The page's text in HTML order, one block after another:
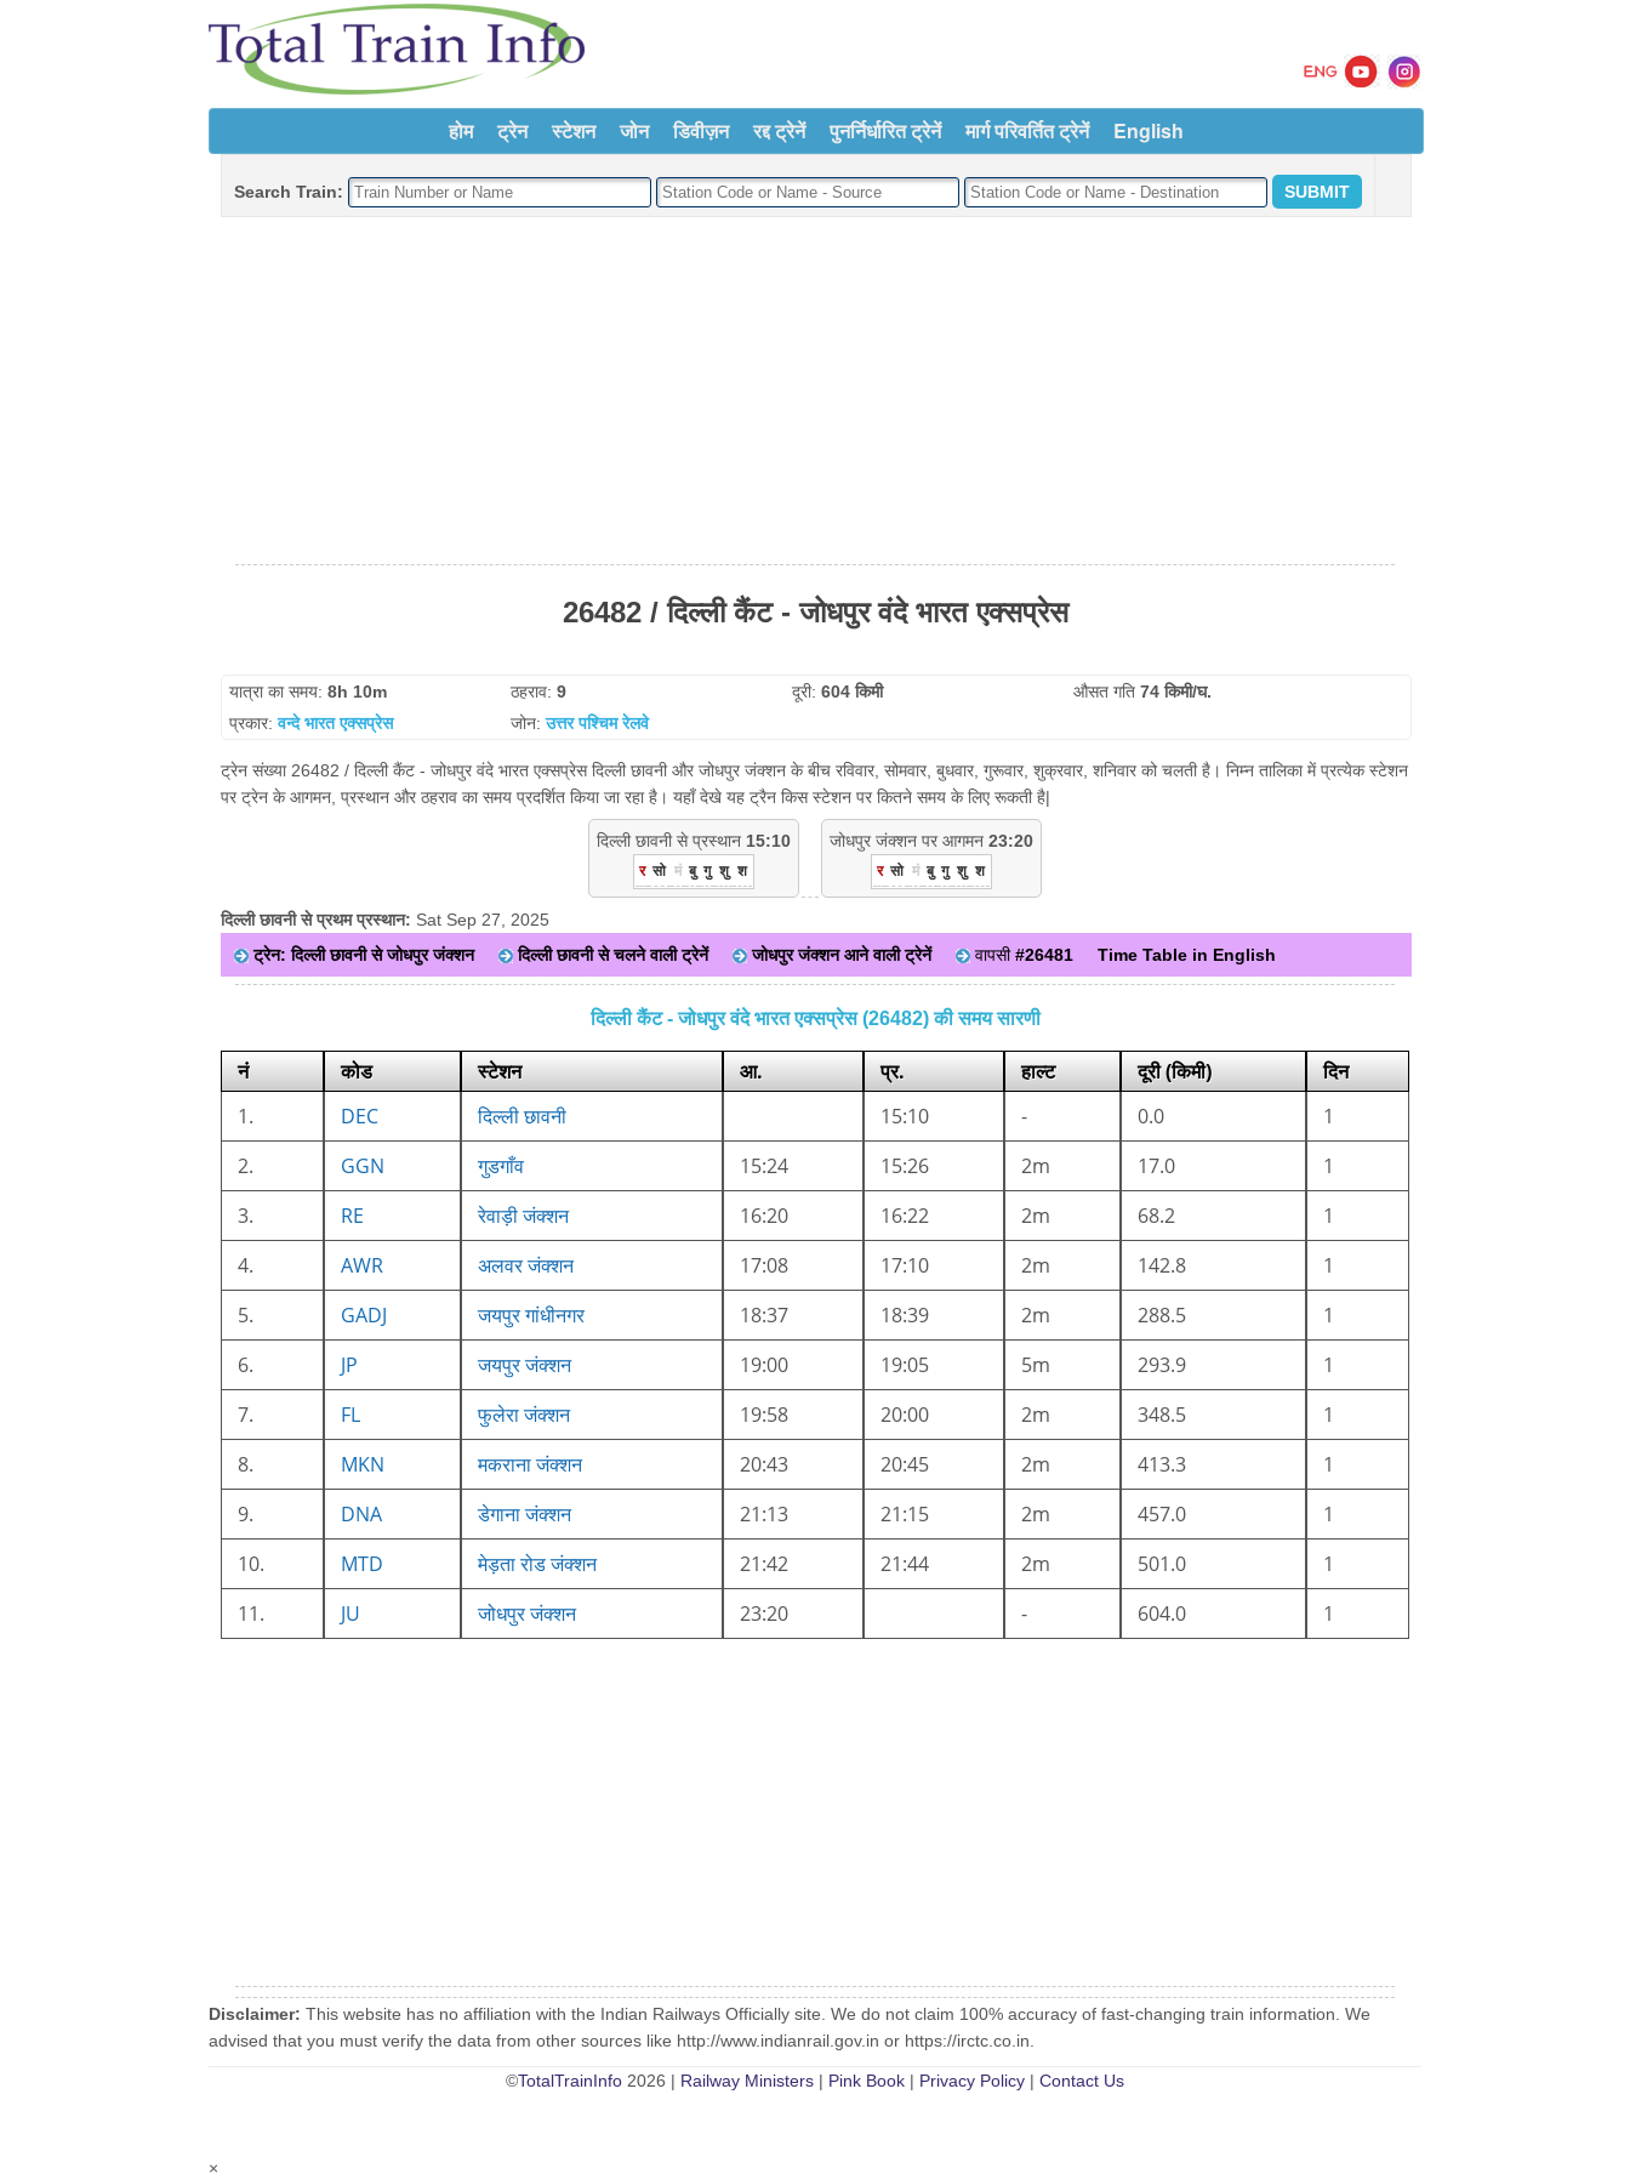
होम ट्रेन स्टेशन जोन डिवीज़न रद्द ट्रेनें पुनर्निर्धारित ट्रेनें मार्ग परिवर्तित ट्रेनें English
Search Train:
26482 / दिल्ली कैंट - जोधपुर वंदे भारत एक्सप्रेस
यात्रा का समय: 8h 10m ठहराव: 9 दूरी: 604 किमी औसत गति 74 किमी/घ.
प्रकार:वन्दे भारत एक्सप्रेस जोन:उत्तर पश्चिम रेलवे
ट्रेन संख्या 26482 / दिल्ली कैंट - जोधपुर वंदे भारत एक्सप्रेस दिल्ली छावनी और जोधपुर जंक्शन के बीच रविवार, सोमवार, बुधवार, गुरूवार, शुक्रवार, शनिवार को चलती है। निम्न तालिका में प्रत्येक स्टेशन
पर ट्रेन के आगमन, प्रस्थान और ठहराव का समय प्रदर्शित किया जा रहा है। यहाँ देखे यह ट्रैन किस स्टेशन पर कितने समय के लिए रूकती है|
दिल्ली छावनी से प्रस्थान 15:10
र सो मं बु गु शु श
जोधपुर जंक्शन पर आगमन 23:20
र सो मं बु गु शु श
दिल्ली छावनी से प्रथम प्रस्थान: Sat Sep 27, 2025
ट्रेन: दिल्ली छावनी से जोधपुर जंक्शन
दिल्ली छावनी से चलने वाली ट्रेनें जोधपुर जंक्शन आने वाली ट्रेनें वापसी#26481 Time Table in English
दिल्ली कैंट - जोधपुर वंदे भारत एक्सप्रेस (26482) की समय सारणी
नं कोड स्टेशन आ. प्र. हाल्ट दूरी (किमी)
दिन
1.
DEC दिल्ली छावनी 15:10 - 0.0
1
2.
GGN गुडगाँव 15:24 15:26 2m 17.0
1
3.
RE रेवाड़ी जंक्शन 16:20 16:22 2m 68.2
1
4.
AWR अलवर जंक्शन 17:08 17:10 2m 142.8
1
5.
GADJ जयपुर गांधीनगर 18:37 18:39 2m 288.5
1
6.
JP जयपुर जंक्शन 19:00 19:05 5m 293.9
1
7.
FL फुलेरा जंक्शन 19:58 20:00 2m 348.5
1
8.
MKN मकराना जंक्शन 20:43 20:45 2m 413.3
1
9.
DNA डेगाना जंक्शन 21:13 21:15 2m 457.0
1
10.
MTD मेड़ता रोड जंक्शन 21:42 21:44 2m 501.0
1
11.
JU जोधपुर जंक्शन 23:20 - 604.0 1
Disclaimer: This website has no affiliation with the Indian Railways Officially site. We do not claim 100% accuracy of fast-changing train information. We
advised that you must verify the data from other sources like http://www.indianrail.gov.in or https://irctc.co.in.
©TotalTrainInfo 2026 | Railway Ministers | Pink Book | Privacy Policy | Contact Us
×